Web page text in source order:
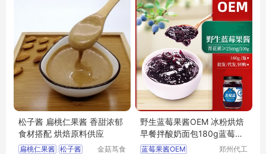
松子酱 扁桃仁果酱 香甜浓郁
食材搭配 烘焙原料供应
扁桃仁果酱 松子酱
金菇茑食
野生蓝莓果酱OEM 冰粉烘焙
早餐拌酸奶面包180g蓝莓酱
加工定制
蓝莓果酱OEM
郑州代工